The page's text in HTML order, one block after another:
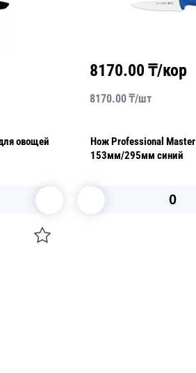
овощей
8170.00 ₸/кор
8170.00₸/шт
Нож Professional Master
153мм/295мм синий